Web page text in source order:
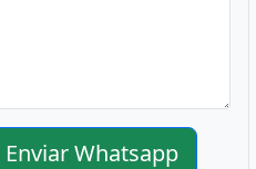
Enviar Whatsapp